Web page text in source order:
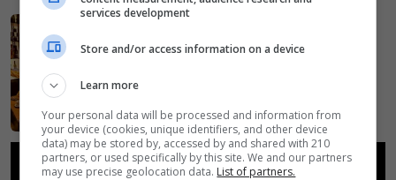
services development
Store and/or access information on a device
Learn more
Your personal data will be processed and information from
your device (cookies, unique identifiers, and other device
data) may be stored by, accessed by and shared with 210
partners, or used specifically by this site. We and our partners
may use precise geolocation data. List of partners.